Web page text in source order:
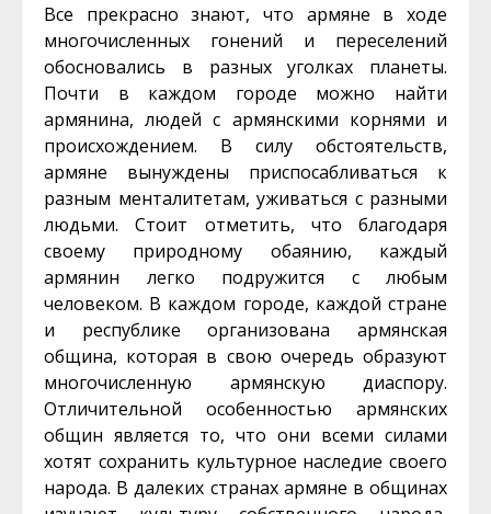
Все прекрасно знают, что армяне в ходе
многочисленных гонений и переселений
обосновались в разных уголках планеты.
Почти в каждом городе можно найти
армянина, людей с армянскими корнями и
происхождением. В силу обстоятельств,
армяне вынуждены приспосабливаться к
разным менталитетам, уживаться с разными
людьми. Стоит отметить, что благодаря
своему природному обаянию, каждый
армянин легко подружится с любым
человеком. В каждом городе, каждой стране
и республике организована армянская
община, которая в свою очередь образуют
многочисленную армянскую диаспору.
Отличительной особенностью армянских
общин является то, что они всеми силами
хотят сохранить культурное наследие своего
народа. В далеких странах армяне в общинах